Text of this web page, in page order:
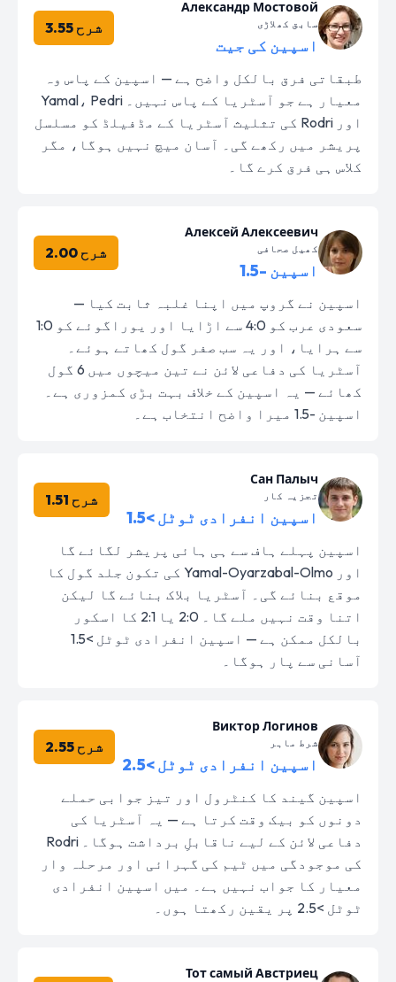
Александр Мостовой
سابق کھلاڑی
اسپین کی جیت
شرح 3.55
طبقاتی فرق بالکل واضح ہے — اسپین کے پاس وہ
معیار ہے جو آسٹریا کے پاس نہیں۔ Yamal، Pedri
اور Rodri کی تثلیث آسٹریا کے مڈفیلڈ کو مسلسل
پریشر میں رکھے گی۔ آسان میچ نہیں ہوگا، مگر
کلاس ہی فرق کرے گا۔
Алексей Алексеевич
کھیل صحافی
اسپین -1.5
شرح 2.00
اسپین نے گروپ میں اپنا غلبہ ثابت کیا —
سعودی عرب کو 4:0 سے اڑایا اور یوراگوئے کو 1:0
سے ہرایا، اور یہ سب صفر گول کھاتے ہوئے۔
آسٹریا کی دفاعی لائن نے تین میچوں میں 6 گول
کھائے — یہ اسپین کے خلاف بہت بڑی کمزوری ہے۔
اسپین -1.5 میرا واضح انتخاب ہے۔
Сан Палыч
تجزیہ کار
اسپین انفرادی ٹوٹل >1.5
شرح 1.51
اسپین پہلے ہاف سے ہی ہائی پریشر لگائے گا
اور Yamal-Oyarzabal-Olmo کی تکون جلد گول کا
موقع بنائے گی۔ آسٹریا بلاک بنائے گا لیکن
اتنا وقت نہیں ملے گا۔ 2:0 یا 2:1 کا اسکور
بالکل ممکن ہے — اسپین انفرادی ٹوٹل >1.5
آسانی سے پار ہوگا۔
Виктор Логинов
شرط ماہر
اسپین انفرادی ٹوٹل >2.5
شرح 2.55
اسپین گیند کا کنٹرول اور تیز جوابی حملے
دونوں کو بیک وقت کرتا ہے — یہ آسٹریا کی
دفاعی لائن کے لیے ناقابلِ برداشت ہوگا۔ Rodri
کی موجودگی میں ٹیم کی گہرائی اور مرحلہ وار
معیار کا جواب نہیں ہے۔ میں اسپین انفرادی
ٹوٹل >2.5 پر یقین رکھتا ہوں۔
Тот самый Австриец